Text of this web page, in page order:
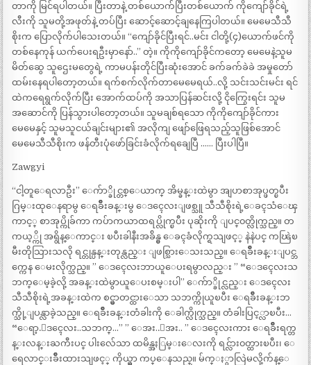
တာကို မြင်ရပါတယ်။ ပြီးတာနဲ့ တစ်ယောက်ပြီးတစ်ယောက် ကိုကျော်ခိုင်ရဲ့
လီးကို သူမတို့အဖုတ်နဲ့ တပ်ပြီး ဆောင့်ဆောင့်ချနေကြပါတယ်။ မေမေသီသီ
စိုးက ပြောလိုက်ပါသေးတယ်။ “ကျော်ခိုင်ပြီးရင်..မင်း ငါတို့(၄)ယောက်ဖင်ကို
တစ်နေကုန် ယက်ပေးရဦးမှာနော်..” တဲ့။ ကိုကိုကျော်ခိုင်ကတော့ မေမေနဲ့သူမ
မိတ်ဆွေ သူဌေးမတွေရဲ့ ကာမပန်းတိုင်ပြီးဆုံးအောင် ခက်ခက်ခဲခဲ အမှုတော်
ထမ်းနေရပါတော့တယ်။ ရက်စက်လိုက်တာမေမေရယ်..လို့ သင်းသင်းမင်း ရင်
ထဲကရေရွက်လိုက်ပြီး အောက်ထပ်ကို အသာပြန်ဆင်းလို့ ငိုကြွေးရင်း သူမ
အဆောင်ကို ပြန်သွားပါတော့တယ်။ သူမချစ်ရသော ကိုကိုကျော်ခိုင်ကား
မေမေနှင့် သူမသူငယ်ချင်းများ၏ အလိုကျ ဖျော်ဖြေရသည့်သူဖြစ်အောင်
မေမေသီသီစိုးက ဖန်တီးပုံဖော်ခြင်းခံလိုက်ရချေပြီ …… ပြီးပါပြီ။
Zawgyi
“ငါ့တူေရလာဦး” ေက်ာ္ခိုင္တစ္ေယာက္ အိမ္ခန္းထဲမွာ အျပာစာအုပ္ဖတ္ၿပီး
ဂြမ္းထုေနရာမွ ေရခ်ိဳးခန္းမွ ေဒၚေလးျဖစ္သူ သီသီစိုးရဲ့ေခၚသံေၾ
ကာင့္ စာအုပ္ကိုခ်ကာ ကပ်ာကယာထရပ္လိုက္ၿပီး ပုဆိုးကို ျပင္၀တ္လိုက္သည္။ တ
ကယ့္ကို အရွိန္ေကာင္း ၿပီးခါနီးအခ်ိန္မွ ေခၚခံလိုက္ရသျဖင့္ နဲနဲပင္ ကၽြဲၿ
မီးတိုသြားသလို ရင္တုန္ပန္းတုန္လည္း ျဖစ္သြားေသးသည္။ ေရခ်ိဳးခန္းျပင္ဘ
က္ကေန ေမးလိုက္သည္။ ” ေဒၚေလးဘာယူေပးရမွာလည္း ” “ေဒၚေလးသ
ဘက္ေမ့ခဲ့လို့ အခန္းထဲမွာယူေပးစမ္းပါ” ေက်ာ္ခိုင္လည္း ေဒၚေလး
သီသီစိုးရဲ့အခန္းထဲက စင္မွာတင္ထားေသာ သဘက္ကိုယူၿပီး ေရခ်ိဳးခန္းဘ
က္သို့ျပန္လာခဲ့သည္။ ေရခ်ိဳးခန္းတံခါးကို ေခါက္လိုက္သည္။ တံခါးပြင့္လာၿပီး…
“ေရာ့.ေဒၚေလး..သဘက္…” ” ေအး..ေအး.. ” ေဒၚေလးကား ေရခ်ိဳးရက္တ
န္းလန္းႀကီးပင္ ပါးလ်ေသာ ထမိန္အႏြမ္းေလးကို ရင္လ်ား၀တ္ထားၿပီး၊ ေ
ရေလာင္းခ်ိဳးထားသျဖင့္ ကိုယ္မွာ ကပ္ေနသည္။ မ်က္ႏွာလြဲမလို့က်န္ေ